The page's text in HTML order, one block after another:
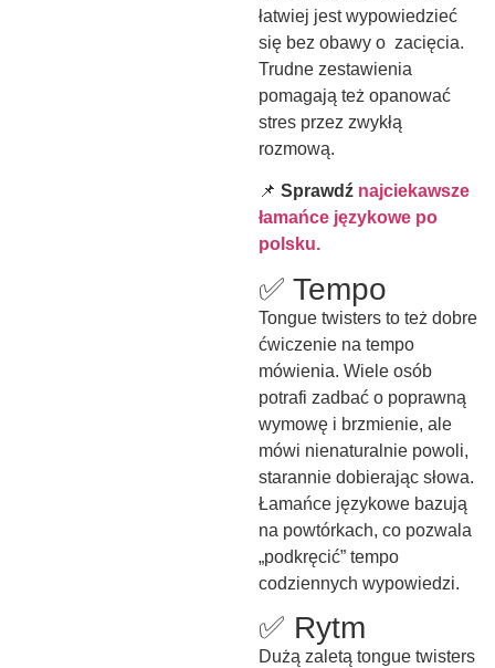
łatwiej jest wypowiedzieć
się bez obawy o zacięcia.
Trudne zestawienia
pomagają też opanować
stres przez zwykłą
rozmową.
📌 Sprawdź najciekawsze
łamańce językowe po
polsku.
✅ Tempo
Tongue twisters to też dobre
ćwiczenie na tempo
mówienia. Wiele osób
potrafi zadbać o poprawną
wymowę i brzmienie, ale
mówi nienaturalnie powoli,
starannie dobierając słowa.
Łamańce językowe bazują
na powtórkach, co pozwala
„podkręcić” tempo
codziennych wypowiedzi.
✅ Rytm
Dużą zaletą tongue twisters